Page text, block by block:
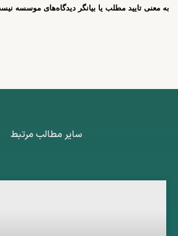
به معنی تایید مطلب یا بیانگر دیدگاه‌های موسسه
سایر مطالب مرتبط